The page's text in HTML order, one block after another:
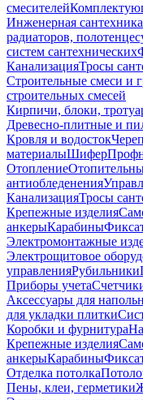
смесителей
Инженерная сантехника
радиаторов,
систем сантехнических
КанализацияТросы
Строительные смеси и
строительных смесей
Кирпичи, блоки,
Древесно-плитные и
Кровля и водосток
материалыШифер
Отопление
антиобледенения
КанализацияТросы
Крепежные изделия
анкерыКарабины
Электромонтажные
Электрощитовое
управленияРубильники
Приборы учета
Аксессуары для
для укладки плитки
Коробки и фурнитура
Крепежные изделия
анкерыКарабины
Отделка потолка
Пены, клеи, герметики